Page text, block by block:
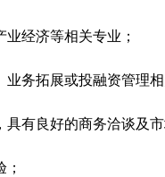
业经济等相关专业；
业务拓展或投融资管理
具有良好的商务洽谈及市